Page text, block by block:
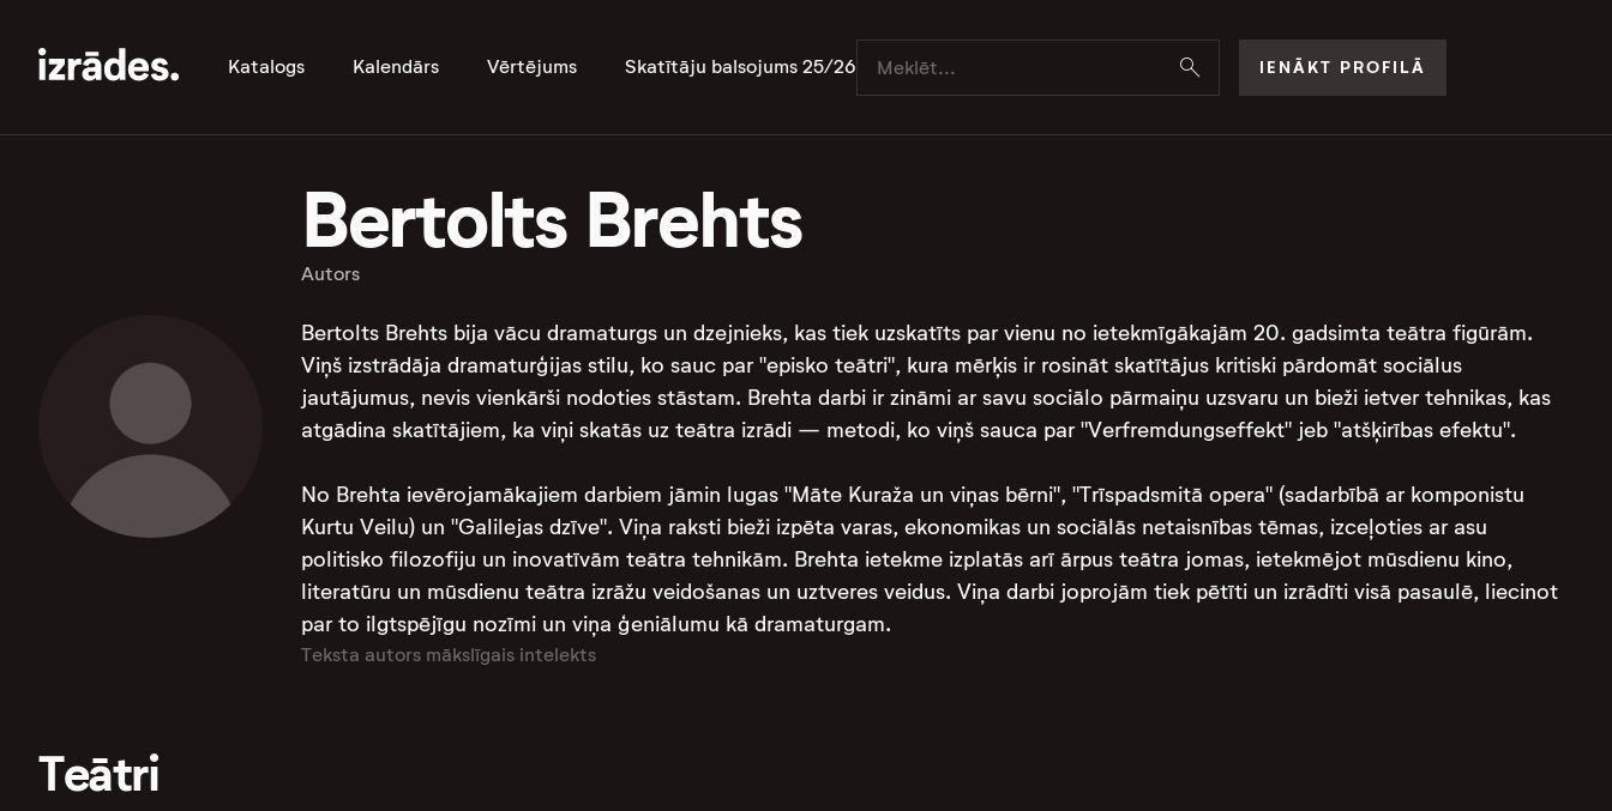
Katalogs Kalendārs Vērtējums Skatītāju balsojums 25/26 IENĀKT PROFILĀ
Bertolts Brehts
Autors
Bertolts Brehts bija vācu dramaturgs un dzejnieks, kas tiek uzskatīts par vienu no ietekmīgākajām 20. gadsimta teātra figūrām.
Viņš izstrādāja dramaturģijas stilu, ko sauc par "episko teātri", kura mērķis ir rosināt skatītājus kritiski pārdomāt sociālus
jautājumus, nevis vienkārši nodoties stāstam. Brehta darbi ir zināmi ar savu sociālo pārmaiņu uzsvaru un bieži ietver tehnikas, kas
atgādina skatītājiem, ka viņi skatās uz teātra izrādi — metodi, ko viņš sauca par "Verfremdungseffekt" jeb "atšķirības efektu".
No Brehta ievērojamākajiem darbiem jāmin lugas "Māte Kuraža un viņas bērni", "Trīspadsmitā opera" (sadarbībā ar komponistu
Kurtu Veilu) un "Galilejas dzīve". Viņa raksti bieži izpēta varas, ekonomikas un sociālās netaisnības tēmas, izceļoties ar asu
politisko filozofiju un inovatīvām teātra tehnikām. Brehta ietekme izplatās arī ārpus teātra jomas, ietekmējot mūsdienu kino,
literatūru un mūsdienu teātra izrāžu veidošanas un uztveres veidus. Viņa darbi joprojām tiek pētīti un izrādīti visā pasaulē, liecinot
par to ilgtspējīgu nozīmi un viņa ģeniālumu kā dramaturgam.
Teksta autors mākslīgais intelekts
Teātri